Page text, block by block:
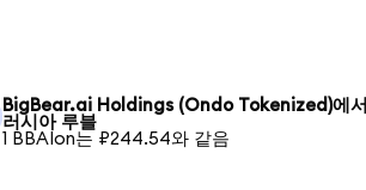
BigBear.ai Holdings (Ondo Tokenized)에서
러시아 루블
1 BBAIon는 ₽244.54와 같음